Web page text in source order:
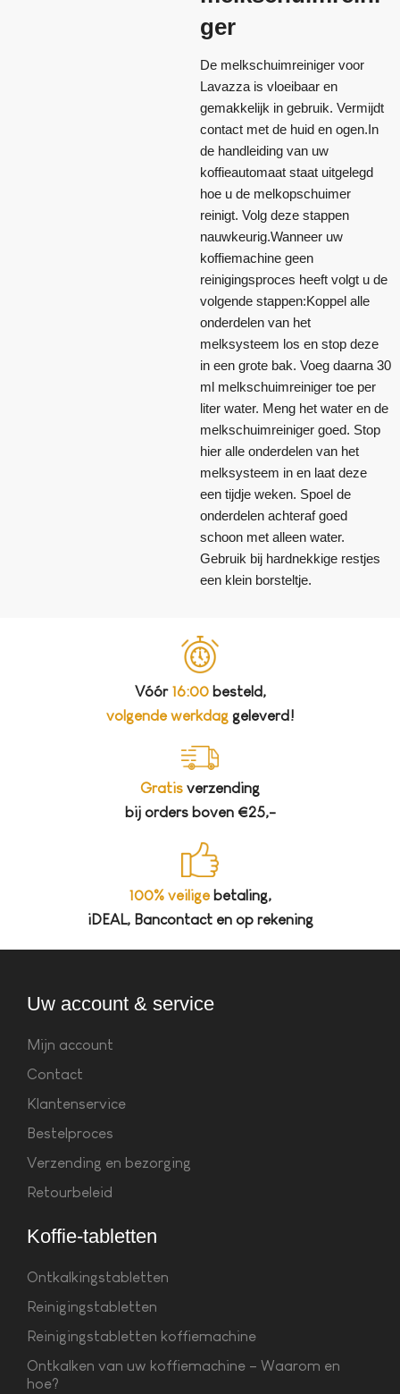
ger
De melkschuimreiniger voor
Lavazza is vloeibaar en
gemakkelijk in gebruik. Vermijdt
contact met de huid en ogen.In
de handleiding van uw
koffieautomaat staat uitgelegd
hoe u de melkopschuimer
reinigt. Volg deze stappen
nauwkeurig.Wanneer uw
koffiemachine geen
reinigingsproces heeft volgt u de
volgende stappen:Koppel alle
onderdelen van het
melksysteem los en stop deze
in een grote bak. Voeg daarna 30
ml melkschuimreiniger toe per
liter water. Meng het water en de
melkschuimreiniger goed. Stop
hier alle onderdelen van het
melksysteem in en laat deze
een tijdje weken. Spoel de
onderdelen achteraf goed
schoon met alleen water.
Gebruik bij hardnekkige restjes
een klein borsteltje.
Vóór 16:00besteld,
volgende werkdag geleverd!
Gratis verzending
bij orders boven €25,-
100% veiligebetaling,
iDEAL, Bancontact en op rekening
Uw account & service
Mijn account
Contact
Klantenservice
Bestelproces
Verzending en bezorging
Retourbeleid
Koffie-tabletten
Ontkalkingstabletten
Reinigingstabletten
Reinigingstabletten koffiemachine
Ontkalken van uw koffiemachine – Waarom en
hoe?